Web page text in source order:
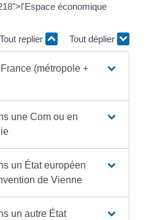
économique
Tout replier
Tout déplier
(métropole +
une Com ou en
un État européen
de Vienne
un autre État